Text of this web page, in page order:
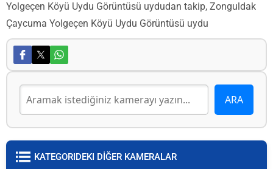
Yolgeçen Köyü Uydu Görüntüsü uydudan takip, Zonguldak
Çaycuma Yolgeçen Köyü Uydu Görüntüsü uydu
KATEGORIDEKI DİĞER KAMERALAR